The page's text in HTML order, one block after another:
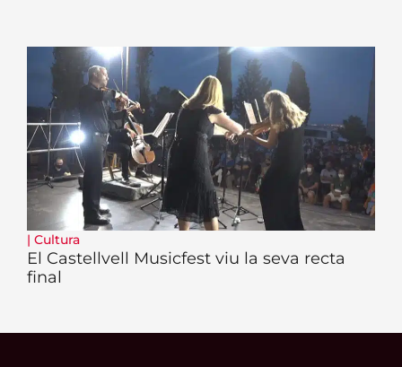
| Cultura
El Castellvell Musicfest viu la seva recta
final